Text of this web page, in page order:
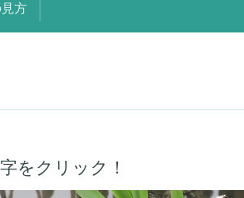
方
クリック！